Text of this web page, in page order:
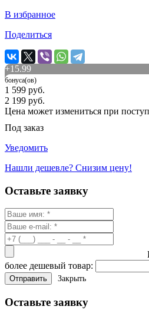
В избранное
Поделиться
+15.99
бонуса(ов)
1 599 руб.
2 199 руб.
Цена может измениться при
Под заказ
Уведомить
Нашли дешевле? Снизим цену!
Оставьте заявку
более дешевый товар:
Закрыть
Оставьте заявку